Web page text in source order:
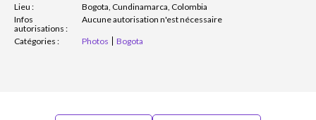
Lieu :
Bogota, Cundinamarca, Colombia
Infos
autorisations :
Aucune autorisation n'est nécessaire
Catégories : Photos Bogota